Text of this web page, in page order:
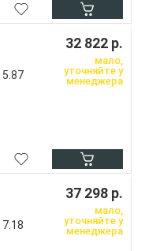
5.87
32 822 р.
мало,
уточняйте у
менеджера
7.18
37 298 р.
мало,
уточняйте у
менеджера